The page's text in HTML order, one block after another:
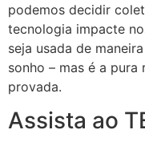
podemos decidir
tecnologia impacte
seja usada de
sonho – mas é a pura
provada.
Assista ao